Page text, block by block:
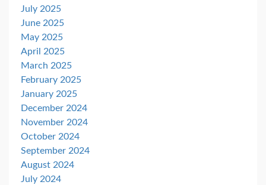
July 2025
June 2025
May 2025
April 2025
March 2025
February 2025
January 2025
December 2024
November 2024
October 2024
September 2024
August 2024
July 2024